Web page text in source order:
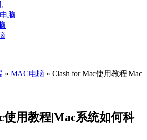
脑
» MAC电脑 » Clash for Mac使用教程|Mac
使用教程|Mac系统如何科